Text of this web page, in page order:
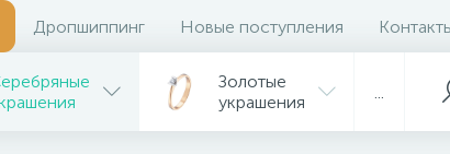
Дропшиппинг Новые поступления
Золотые
украшения